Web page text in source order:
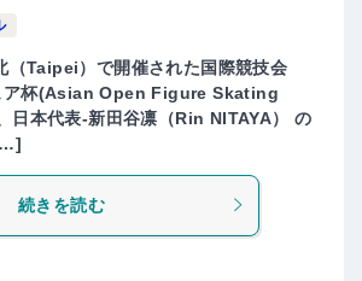
（Taipei）で開催された国際競技会
ア杯(Asian Open Figure Skating
日本代表-新田谷凛（Rin NITAYA） の
続きを読む